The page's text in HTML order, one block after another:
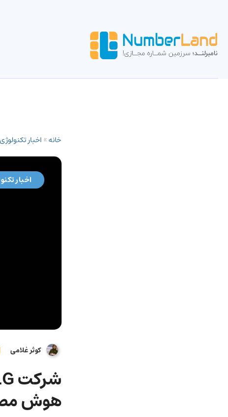
خانه»اخبار تکنولوژی
اخبار
کوثر غلامی
هوش